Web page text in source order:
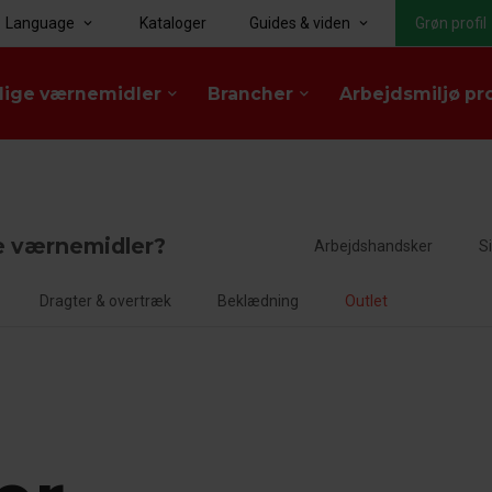
værnemidler keyboard_arrow_down Brancher keyboard_arrow_down Arbejdsmiljø
Language keyboard_arrow_down Kataloger Guides & viden keyboard_arrow_down Grøn profil
værnemidler? Arbejdshandsker
Dragter & overtræk Beklædning Outlet